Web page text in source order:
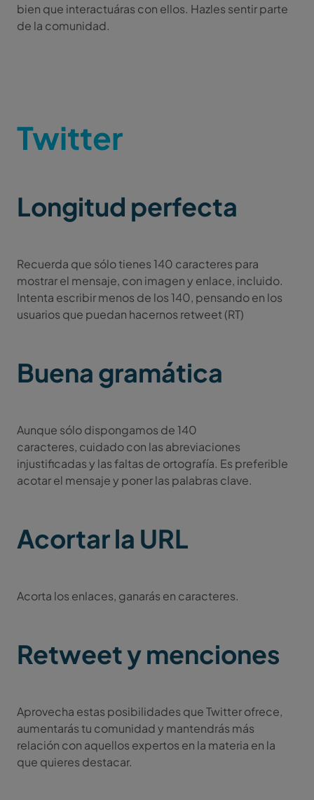
bien que interactuáras con ellos. Hazles sentir parte
de la comunidad.
Twitter
Longitud perfecta
Recuerda que sólo tienes 140 caracteres para
mostrar el mensaje, con imagen y enlace, incluido.
Intenta escribir menos de los 140, pensando en los
usuarios que puedan hacernos retweet (RT)
Buena gramática
Aunque sólo dispongamos de 140
caracteres, cuidado con las abreviaciones
injustificadas y las faltas de ortografía. Es preferible
acotar el mensaje y poner las palabras clave.
Acortar la URL
Acorta los enlaces, ganarás en caracteres.
Retweet y menciones
Aprovecha estas posibilidades que Twitter ofrece,
aumentarás tu comunidad y mantendrás más
relación con aquellos expertos en la materia en la
que quieres destacar.